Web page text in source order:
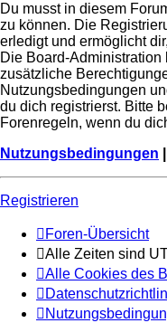
Du musst in diesem
zu können. Die
erledigt und ermöglicht
Die Board-
zusätzliche
Nutzungsbedingungen
du dich registrierst. Bitte
Forenregeln, wenn du
Nutzungsbedingungen
Registrieren
Foren-Übersicht
Alle Zeiten sind
Alle Cookies des